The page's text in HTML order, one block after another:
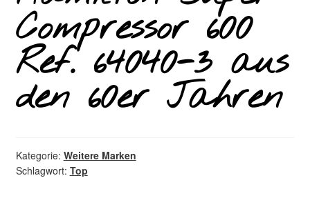
Compressor 600
Ref. 64040-3 aus
den 60er Jahren
Kategorie: Weitere Marken
Schlagwort: Top